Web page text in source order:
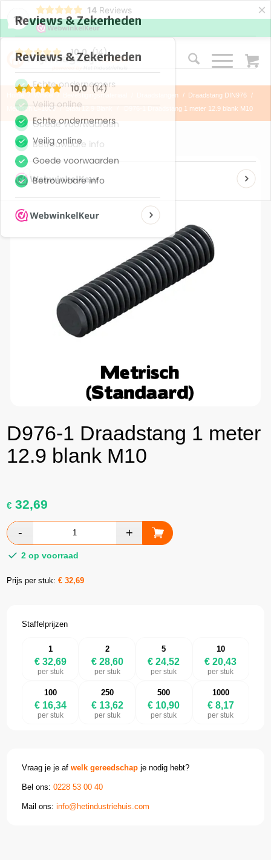
10
14 Reviews ×
Home / Winkel / Bevestigingsmateriaal Draadstangen / Draadstang DIN976
/
Metrisch L=1000 / Staal 12.9 Blank / D976-1 Draadstang 1 meter 12.9 blank M10
D976-1 Draadstang 1 meter
12.9 blank M10
€ 32,69
2 op voorraad
Prijs per stuk:€32,69
Staffelprijzen
1
€ 32,69
per stuk
2
€ 28,60
per stuk
5
€ 24,52
per stuk
10
€ 20,43
per stuk
100
€ 16,34
per stuk
250
€ 13,62
per stuk
500
€ 10,90
per stuk
1000
€ 8,17
per stuk
Vraag je je afwelk gereedschap je nodig hebt?
Bel ons:0228 53 00 40
Mail ons:info@hetindustriehuis.com